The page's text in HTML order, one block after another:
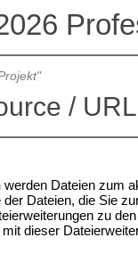
/
werden Dateien zum
Dateien, die Sie
zu
dieser